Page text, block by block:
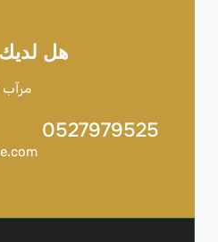
هل
مرآب Rapid Rev، القوز، دبي
0527979525